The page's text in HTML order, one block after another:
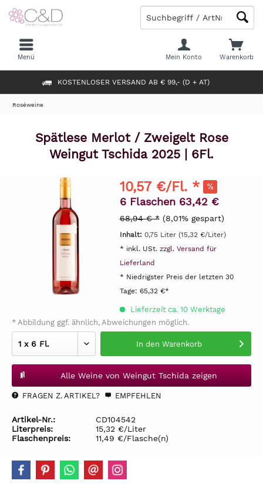
KOSTENLOSER VERSAND AB € 99,- (D + AT)
Warenkorb
Mein Konto
Menü
Roséweine
Spätlese Merlot / Zweigelt Rose
Weingut Tschida 2025 | 6Fl.
10,57 €/Fl. *
6 Flaschen 63,42 €
68,94 € * (8,01% gespart)
Inhalt: 0,75 Liter (15,32 €/Liter)
* inkl. USt. zzgl. Versand für
Lieferland
* Niedrigster Preis der letzten 30
Tage: 65,32 €*
Lieferzeit ca. 10 Werktage
* Abbildung ggf. ähnlich, Abweichungen möglich.
In den Warenkorb
Alle Weine von Weingut Tschida zeigen
FRAGEN Z. ARTIKEL? EMPFEHLEN
Artikel-Nr.:
CD104542
Literpreis:
15,32 €/Liter
Flaschenpreis:
11,49 €/Flasche(n)